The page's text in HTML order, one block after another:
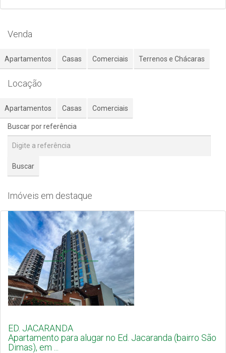
Venda
Apartamentos Casas Comerciais Terrenos e Chácaras
Locação
Apartamentos Casas Comerciais
Buscar por referência
Buscar
Imóveis em destaque
ED. JACARANDA
Apartamento para alugar no Ed. Jacaranda (bairro São
Dimas), em ...